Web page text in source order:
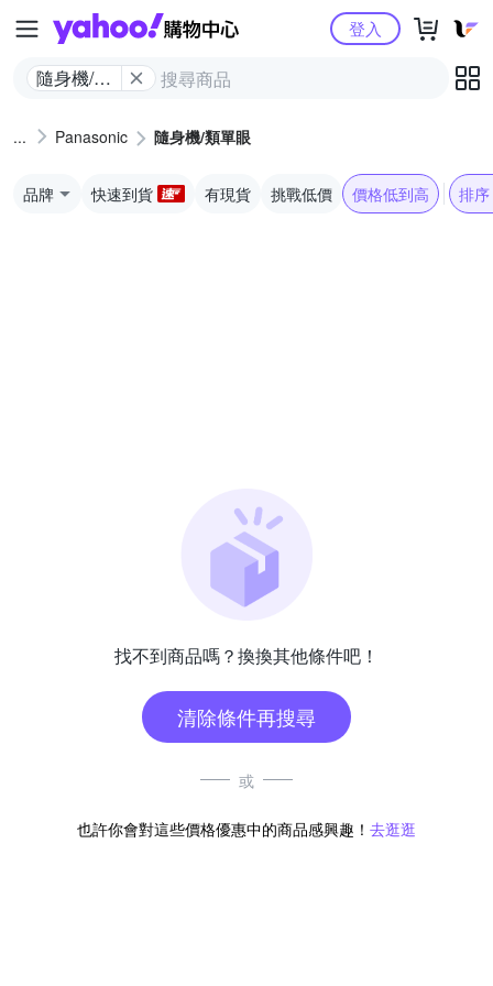
Yahoo購物中心
隨身機/類
登入
Panasonic 隨身機/類單眼
品牌 快速到貨 有現貨 挑戰低價 價格低到高 排序
找不到商品嗎？換換其他條件吧！
清除條件再搜尋
或
也許你會對這些價格優惠中的商品感興趣！ 去逛逛